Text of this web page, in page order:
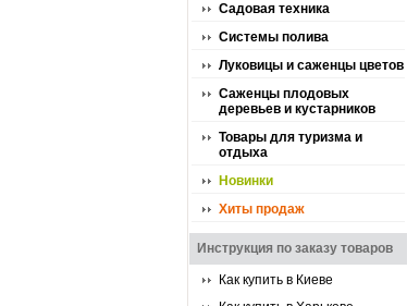
Садовая техника
Системы полива
Луковицы и саженцы цветов
Саженцы плодовых
деревьев и кустарников
Товары для туризма и
отдыха
Новинки
Хиты продаж
Инструкция по заказу товаров
Как купить в Киеве